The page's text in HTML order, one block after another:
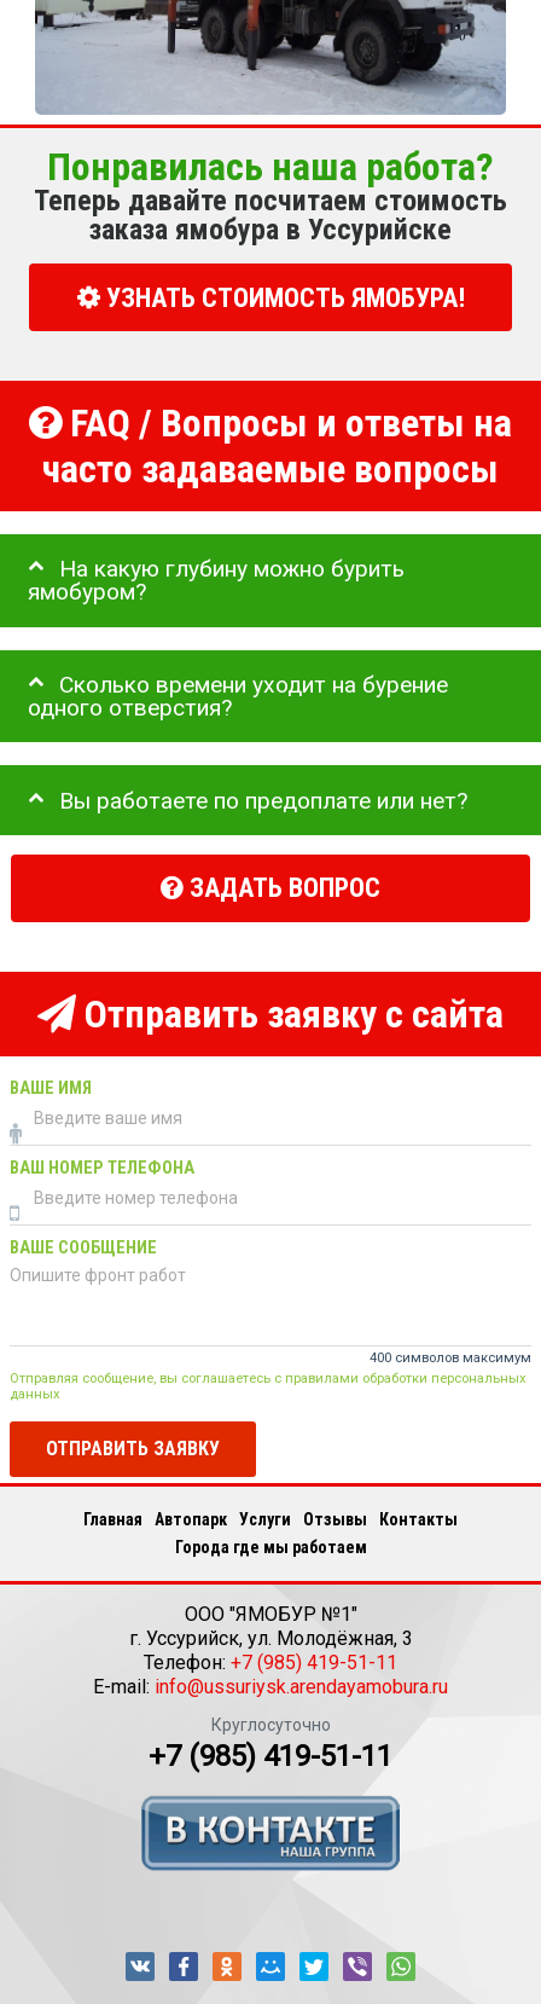
Понравилась наша работа?
Теперь давайте посчитаем стоимость
заказа ямобура в Уссурийске
УЗНАТЬ СТОИМОСТЬ ЯМОБУРА!
FAQ / Вопросы и ответы на
часто задаваемые вопросы
На какую глубину можно бурить
ямобуром?
Сколько времени уходит на бурение
одного отверстия?
Вы работаете по предоплате или нет?
ЗАДАТЬ ВОПРОС
Отправить заявку с сайта
ВАШЕ ИМЯ
ВАШ НОМЕР ТЕЛЕФОНА
ВАШЕ СООБЩЕНИЕ
400 символов максимум
Отправляя сообщение, вы соглашаетесь с правилами обработки персональных
данных
ОТПРАВИТЬ ЗАЯВКУ
Главная Автопарк Услуги Отзывы
Контакты
Города где мы работаем
ООО "ЯМОБУР №1"
г. Уссурийск, ул. Молодёжная, 3
Телефон: +7 (985) 419-51-11
E-mail: info@ussuriysk.arendayamobura.ru
Круглосуточно
+7 (985) 419-51-11